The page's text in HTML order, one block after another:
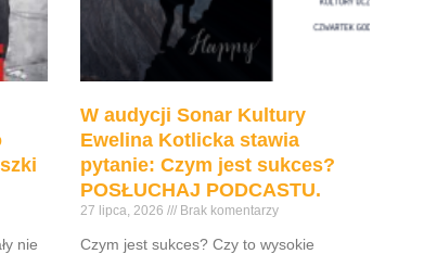
nie
W audycji Sonar Kultury
Ewelina Kotlicka stawia
pytanie: Czym jest sukces?
POSŁUCHAJ PODCASTU.
27 lipca, 2026 Brak komentarzy
Czym jest sukces? Czy to wysokie